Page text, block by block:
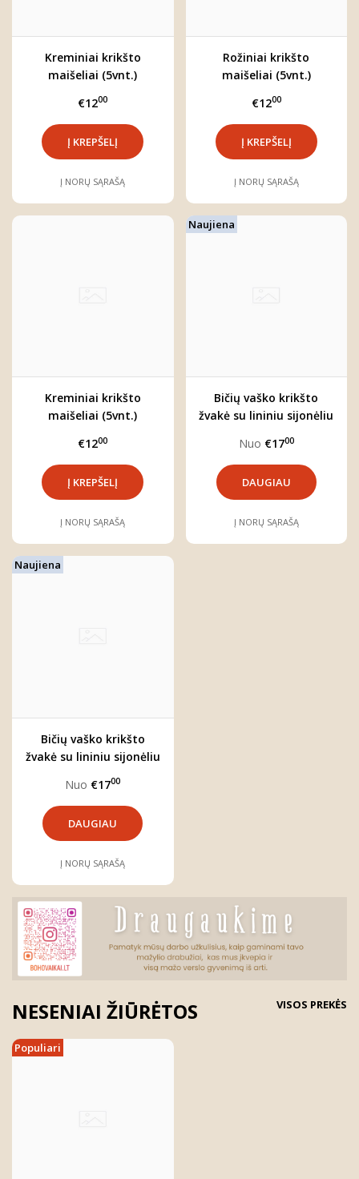
Kreminiai krikšto
maišeliai (5vnt.)
€1200
Į NORŲ SĄRAŠĄ
Rožiniai krikšto
maišeliai (5vnt.)
€1200
Į NORŲ SĄRAŠĄ
Kreminiai krikšto
maišeliai (5vnt.)
€1200
Į NORŲ SĄRAŠĄ
Naujiena
Bičių vaško krikšto
žvakė su lininiu sijonėliu
Nuo €1700
DAUGIAU
Į NORŲ SĄRAŠĄ
Naujiena
Bičių vaško krikšto
žvakė su lininiu sijonėliu
Nuo €1700
DAUGIAU
Į NORŲ SĄRAŠĄ
NESENIAI ŽIŪRĖTOS VISOS PREKĖS
Populiari